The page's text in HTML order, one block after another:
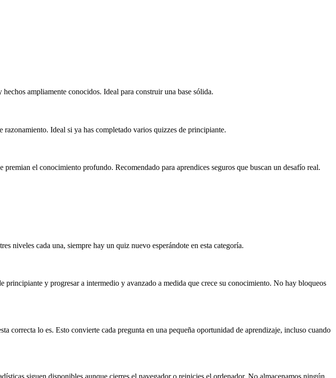
ampliamente conocidos. Ideal para construir una base sólida.
Ideal si ya has completado varios quizzes de principiante.
el conocimiento profundo. Recomendado para aprendices seguros que buscan un desafío real.
niveles cada una, siempre hay un quiz nuevo esperándote en esta categoría.
y progresar a intermedio y avanzado a medida que crece su conocimiento. No hay bloqueos
correcta lo es. Esto convierte cada pregunta en una pequeña oportunidad de aprendizaje, incluso cuando